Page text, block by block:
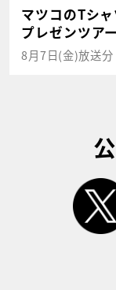
マツコのTシ
プレゼンツアー
8月7日(金)放送分